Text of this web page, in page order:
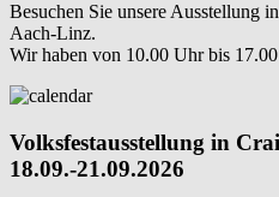
Besuchen Sie unsere Ausstellung
Aach-Linz.
Wir haben von 10.00 Uhr bis
Volksfestausstellung in
18.09.-21.09.2026